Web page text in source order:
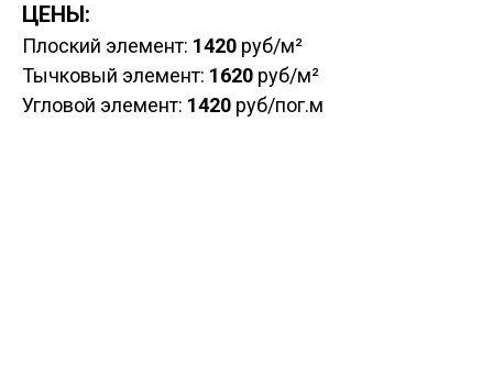
ЦЕНЫ:
Плоский элемент: 1420 руб/м²
Тычковый элемент: 1620 руб/м²
Угловой элемент: 1420 руб/пог.м